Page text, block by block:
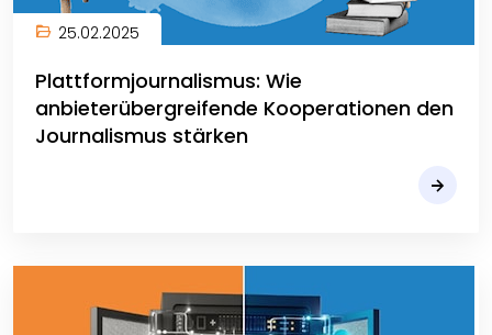
25.02.2025
Plattformjournalismus: Wie
anbieterübergreifende Kooperationen den
Journalismus stärken